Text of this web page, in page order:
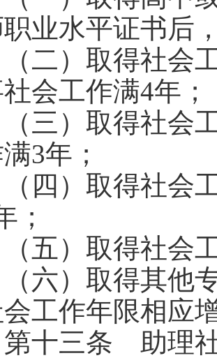
业水平证书后
）取得社会工
会工作满4年；
）取得社会工
3年；
）取得社会工
；
）取得社会工
）取得其他
工作年限相应
三条 助理社